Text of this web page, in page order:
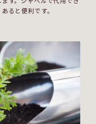
ると便利です。